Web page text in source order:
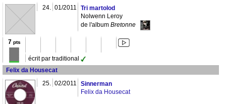
24. 01/2011
Tri martolod
Nolwenn Leroy
de l'album Bretonne
7 pts
écrit par traditional
Felix da Housecat
25. 02/2011
Sinnerman
Felix da Housecat